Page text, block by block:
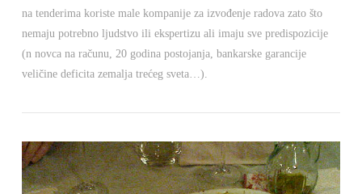
na tenderima koriste male kompanije za izvođenje radova zato što
nemaju potrebno ljudstvo ili ekspertizu ali imaju sve predispozicije
(n novca na računu, 20 godina postojanja, bankarske garancije
veličine deficita zemalja trećeg sveta…).